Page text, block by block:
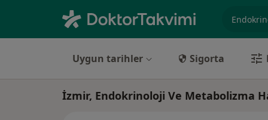
Uygun tarihler Sigorta
İzmir, Endokrinoloji Ve Metabolizma